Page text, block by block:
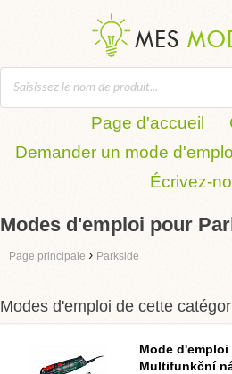
Page d'accueil
Demander un mode
Écrivez-
Modes d'emploi pour
Page principale › Parkside
Modes d'emploi de cette
Mode d'emploi
Multifunkční